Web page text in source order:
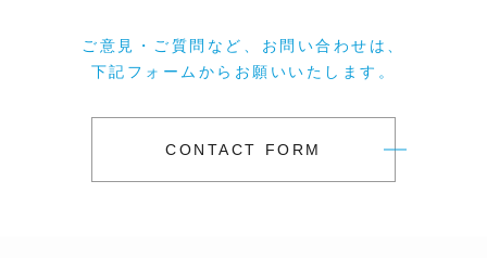
ご意見・ご質問など、お問い合わせは、
下記フォームからお願いいたします。
CONTACT FORM